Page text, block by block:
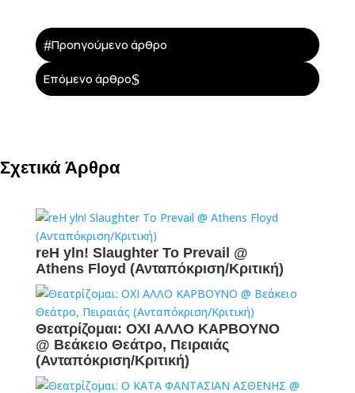
#Προηγούμενο άρθρο
Επόμενο άρθρο$
Σχετικά Άρθρα
reH yln! Slaughter To Prevail @
Athens Floyd (Ανταπόκριση/Κριτική)
Θεατρίζομαι: ΟΧΙ ΑΛΛΟ ΚΑΡΒΟΥΝΟ
@ Βεάκειο Θεάτρο, Πειραιάς
(Ανταπόκριση/Κριτική)